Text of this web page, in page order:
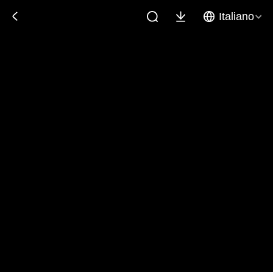
Italiano